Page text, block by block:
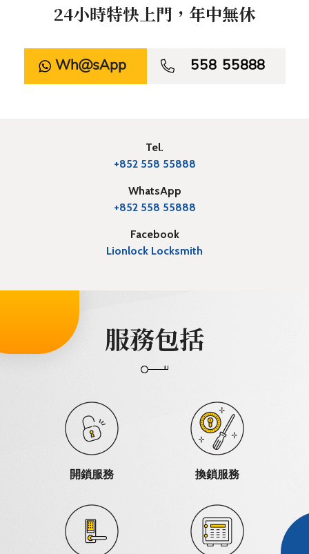
24小時特快上門，年中無休
WhatsApp  558 55888
Tel.
+852 558 55888
WhatsApp
+852 558 55888
Facebook
Lionlock Locksmith
服務包括
開鎖服務 換鎖服務